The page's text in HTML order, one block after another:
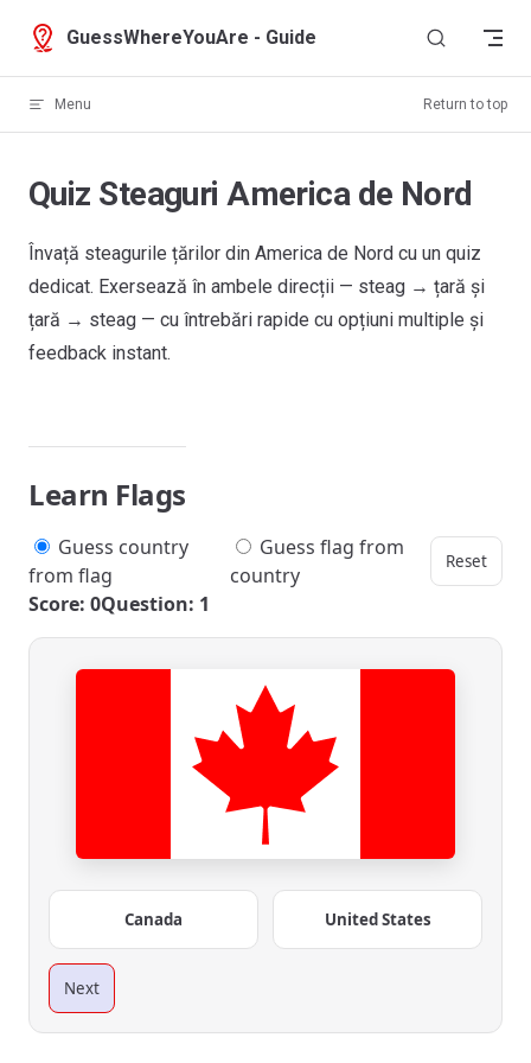
Skip to content
GuessWhereYouAre - Guide
Menu Return to top
Quiz Steaguri America de Nord
Învață steagurile țărilor din America de Nord cu un quiz
dedicat. Exersează în ambele direcții — steag → țară și
țară → steag — cu întrebări rapide cu opțiuni multiple și
feedback instant.
Learn Flags
Guess country
from flag
Guess flag from
country
Reset
Score: 0Question: 1
Canada United States
Next